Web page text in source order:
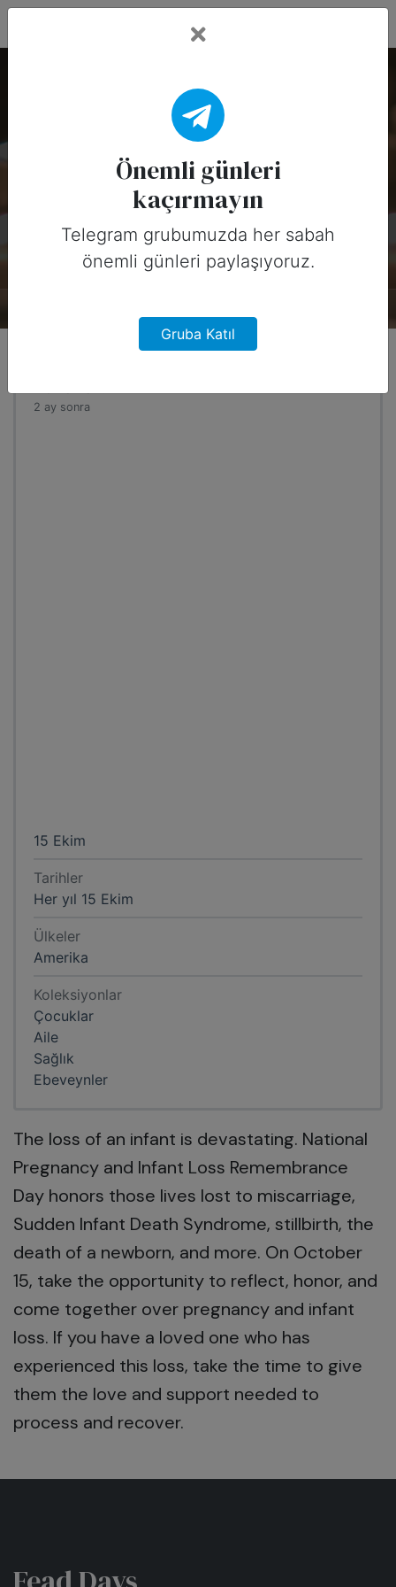
National Pregnancy
and Infant Loss
Remembrance Day —
15 Ekim
The loss of an infant is devastating. National
Pregnancy and Infant Loss Remembrance
Day honors those lives lost to miscarriage,
Sudden Infant Death Syndrome, stillbirth, the
death of a newborn, and more. On October
15, take the opportunity to reflect, honor, and
come together over pregnancy and infant
loss. If you have a loved one who has
experienced this loss, take the time to give
them the love and support needed to
process and recover.
2 ay sonra
15 Ekim
Tarihler
Her yıl 15 Ekim
Ülkeler
Amerika
Koleksiyonlar
Çocuklar
Aile
Sağlık
Ebeveynler
Önemli günleri
kaçırmayın
Telegram grubumuzda her sabah
önemli günleri paylaşıyoruz.
Gruba Katıl